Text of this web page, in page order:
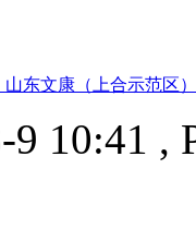
山东文康（上合示范区
10:41 ,